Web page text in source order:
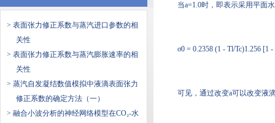
> 表面张力修正系数与蒸汽进口参数的相
关性
> 表面张力修正系数与蒸汽膨胀速率的相
关性
> 蒸汽自发凝结数值模拟中液滴表面张力
修正系数的确定方法（一）
> 融合小波分析的神经网络模型在CO₂-水
当a=1.0时，即表示采用平面水
σ0 = 0.2358 (1 - Tl/Tc)1.256 [1
可见，通过改变a可以改变液